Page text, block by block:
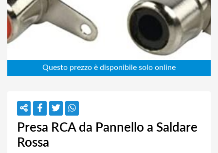
Presa RCA da Pannello a Saldare
Rossa